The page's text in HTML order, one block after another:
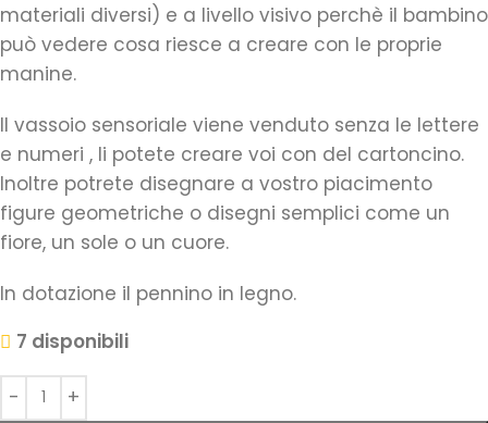
materiali diversi) e a livello visivo perchè il bambino
può vedere cosa riesce a creare con le proprie
manine.
Il vassoio sensoriale viene venduto senza le lettere
e numeri , li potete creare voi con del cartoncino.
Inoltre potrete disegnare a vostro piacimento
figure geometriche o disegni semplici come un
fiore, un sole o un cuore.
In dotazione il pennino in legno.
7 disponibili